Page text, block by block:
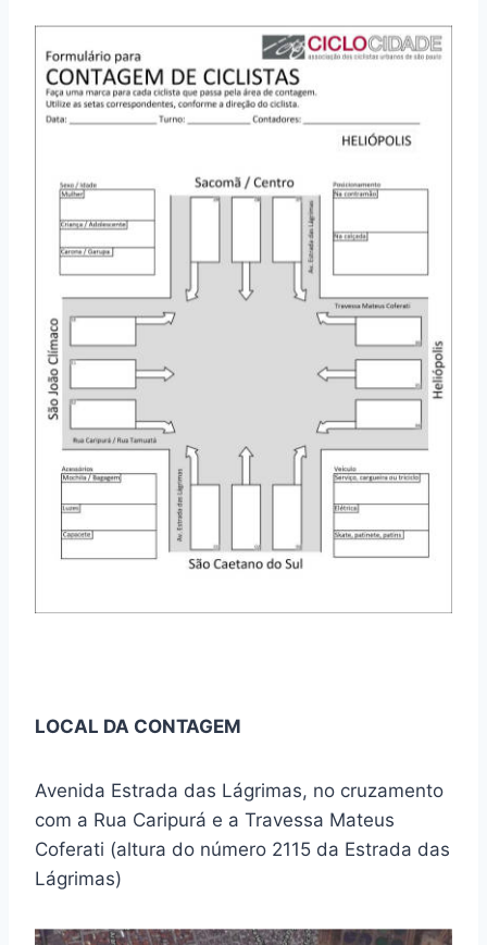
LOCAL DA CONTAGEM
Avenida Estrada das Lágrimas, no cruzamento
com a Rua Caripurá e a Travessa Mateus
Coferati (altura do número 2115 da Estrada das
Lágrimas)